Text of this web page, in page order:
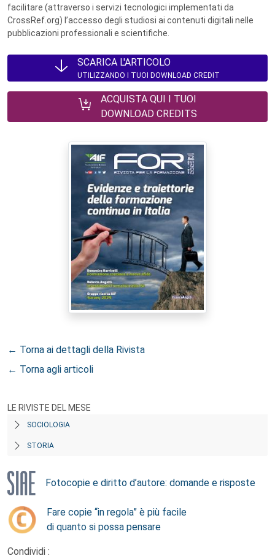
facilitare (attraverso i servizi tecnologici implementati da
CrossRef.org) l’accesso degli studiosi ai contenuti digitali nelle
pubblicazioni professionali e scientifiche.
SCARICA L'ARTICOLO
UTILIZZANDO I TUOI DOWNLOAD CREDIT
ACQUISTA QUI I TUOI
DOWNLOAD CREDITS
← Torna ai dettagli della Rivista
← Torna agli articoli
LE RIVISTE DEL MESE
SOCIOLOGIA
STORIA
Fotocopie e diritto d’autore: domande e risposte
Fare copie “in regola” è più facile
di quanto si possa pensare
Condividi :